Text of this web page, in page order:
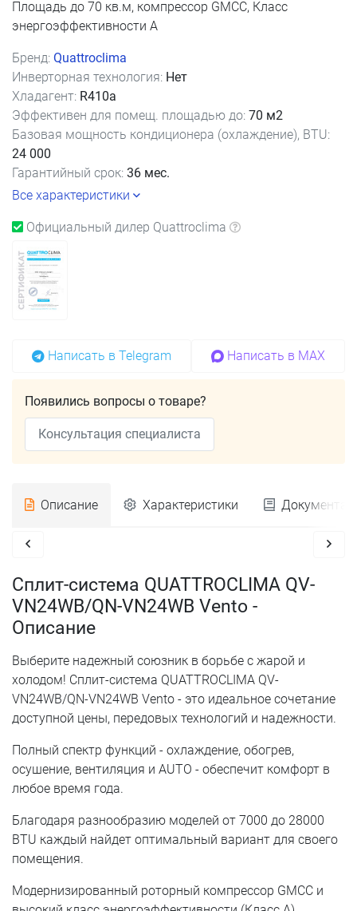
Площадь до 70 кв.м, компрессор GMCC, Класс
энергоэффективности А
Бренд: Quattroclima
Инверторная технология: Нет
Хладагент: R410a
Эффективен для помещ. площадью до: 70 м2
Базовая мощность кондиционера (охлаждение), BTU:
24 000
Гарантийный срок: 36 мес.
Все характеристики
Официальный дилер Quattroclima
Написать в Telegram Написать в MAX
Появились вопросы о товаре?
Консультация специалиста
Описание Характеристики
Сплит-система QUATTROCLIMA QV-
VN24WB/QN-VN24WB Vento -
Описание
Выберите надежный союзник в борьбе с жарой и
холодом! Сплит-система QUATTROCLIMA QV-
VN24WB/QN-VN24WB Vento - это идеальное сочетание
доступной цены, передовых технологий и надежности.
Полный спектр функций - охлаждение, обогрев,
осушение, вентиляция и AUTO - обеспечит комфорт в
любое время года.
Благодаря разнообразию моделей от 7000 до 28000
BTU каждый найдет оптимальный вариант для своего
помещения.
Модернизированный роторный компрессор GMCC и